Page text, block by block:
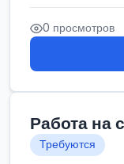
0 просмотров
Работа на
Требуются